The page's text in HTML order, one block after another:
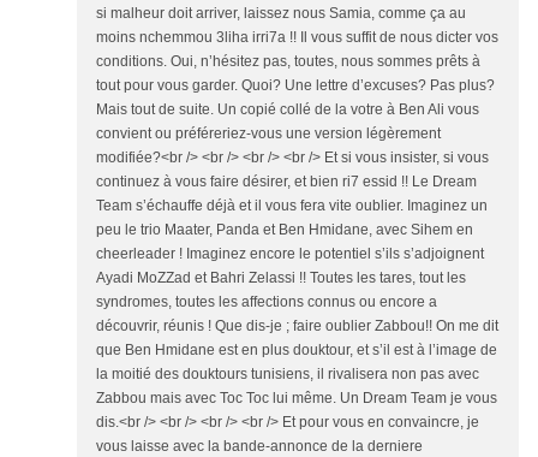
si malheur doit arriver, laissez nous Samia, comme ça au
moins nchemmou 3liha irri7a !! Il vous suffit de nous dicter vos
conditions. Oui, n’hésitez pas, toutes, nous sommes prêts à
tout pour vous garder. Quoi? Une lettre d’excuses? Pas plus?
Mais tout de suite. Un copié collé de la votre à Ben Ali vous
convient ou préféreriez-vous une version légèrement
modifiée?<br /> <br /> <br /> <br /> Et si vous insister, si vous
continuez à vous faire désirer, et bien ri7 essid !! Le Dream
Team s’échauffe déjà et il vous fera vite oublier. Imaginez un
peu le trio Maater, Panda et Ben Hmidane, avec Sihem en
cheerleader ! Imaginez encore le potentiel s’ils s’adjoignent
Ayadi MoZZad et Bahri Zelassi !! Toutes les tares, tout les
syndromes, toutes les affections connus ou encore a
découvrir, réunis ! Que dis-je ; faire oublier Zabbou!! On me dit
que Ben Hmidane est en plus douktour, et s’il est à l’image de
la moitié des douktours tunisiens, il rivalisera non pas avec
Zabbou mais avec Toc Toc lui même. Un Dream Team je vous
dis.<br /> <br /> <br /> <br /> Et pour vous en convaincre, je
vous laisse avec la bande-annonce de la derniere